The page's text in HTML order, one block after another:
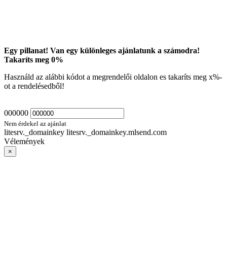
Egy pillanat! Van egy különleges ajánlatunk a számodra!
Takaríts meg 0%
Használd az alábbi kódot a megrendelői oldalon es takaríts meg x%-
ot a rendelésedből!
000000
Nem érdekel az ajánlat
litesrv._domainkey litesrv._domainkey.mlsend.com
Vélemények
×